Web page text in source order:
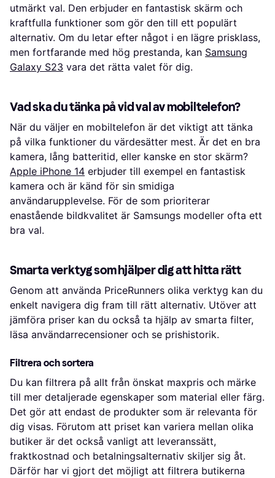
utmärkt val. Den erbjuder en fantastisk skärm och
kraftfulla funktioner som gör den till ett populärt
alternativ. Om du letar efter något i en lägre prisklass,
men fortfarande med hög prestanda, kan Samsung
Galaxy S23 vara det rätta valet för dig.
Vad ska du tänka på vid val av mobiltelefon?
När du väljer en mobiltelefon är det viktigt att tänka
på vilka funktioner du värdesätter mest. Är det en bra
kamera, lång batteritid, eller kanske en stor skärm?
Apple iPhone 14 erbjuder till exempel en fantastisk
kamera och är känd för sin smidiga
användarupplevelse. För de som prioriterar
enastående bildkvalitet är Samsungs modeller ofta ett
bra val.
Smarta verktyg som hjälper dig att hitta rätt
Genom att använda PriceRunners olika verktyg kan du
enkelt navigera dig fram till rätt alternativ. Utöver att
jämföra priser kan du också ta hjälp av smarta filter,
läsa användarrecensioner och se prishistorik.
Filtrera och sortera
Du kan filtrera på allt från önskat maxpris och märke
till mer detaljerade egenskaper som material eller färg.
Det gör att endast de produkter som är relevanta för
dig visas. Förutom att priset kan variera mellan olika
butiker är det också vanligt att leveranssätt,
fraktkostnad och betalningsalternativ skiljer sig åt.
Därför har vi gjort det möjligt att filtrera butikerna